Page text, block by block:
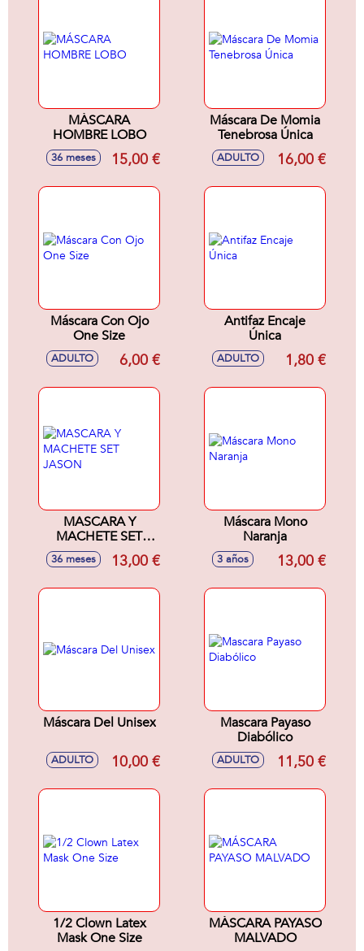
MÁSCARA
HOMBRE LOBO
36 meses 15,00 €
Máscara De Momia
Tenebrosa Única
ADULTO 16,00 €
Máscara Con Ojo
One Size
ADULTO 6,00 €
Antifaz Encaje
Única
ADULTO 1,80 €
MASCARA Y
MACHETE SET
JASON
36 meses 13,00 €
Máscara Mono
Naranja
3 años 13,00 €
Máscara Del Unisex
ADULTO 10,00 €
Mascara Payaso
Diabólico
ADULTO 11,50 €
1/2 Clown Latex
Mask One Size
MÁSCARA PAYASO
MALVADO